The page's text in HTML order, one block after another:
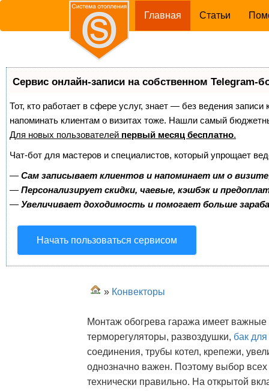
Главная (current)
Статьи
Сервис онлайн-записи на собственном Telegram-
Тот, кто работает в сфере услуг, знает — без ведения
напоминать клиентам о визитах тоже. Нашли самый
Для новых пользователей первый месяц бесплатно.
Чат-бот для мастеров и специалистов, который упрощает
— Сам записывает клиентов и напоминает им о
— Персонализирует скидки, чаевые, кэшбэк и
— Увеличивает доходимость и помогает больше
Начать пользоваться сервисом
» Конвекторы
Монтаж обогрева гаража имеет важные
терморегуляторы, развоздушки, бак для
соединения, трубы котел, крепежи,
однозначно важен. Поэтому выбор всех
технически правильно. На открытой